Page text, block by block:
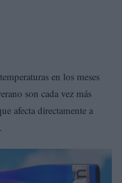
en los meses
son cada vez más
afecta directamente a
.